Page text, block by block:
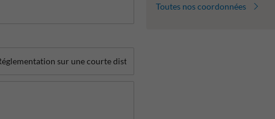
Toutes nos coordonnées